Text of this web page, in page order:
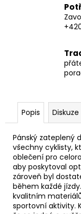
Popis Diskuze
Pánský zateplený
všechny cyklisty,
oblečení pro
aby poskytoval
zároveň byl
během každé
kvalitním
sportovní aktivity.